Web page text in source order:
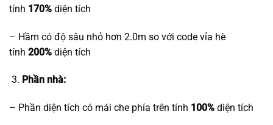
tính 170% diện tích
– Hầm có độ sâu nhỏ hơn 2.0m so với code vỉa hè
tính 200% diện tích
Phần nhà:
– Phần diện tích có mái che phía trên tính 100% diện tích